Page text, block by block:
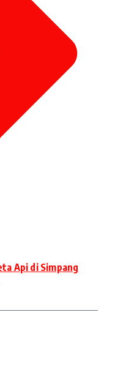
Api di Simpang